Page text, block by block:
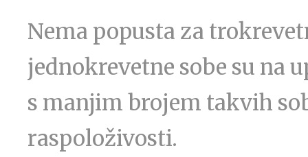
Nema popusta za
jednokrevetne sobe su na
s manjim brojem takvih
raspoloživosti.